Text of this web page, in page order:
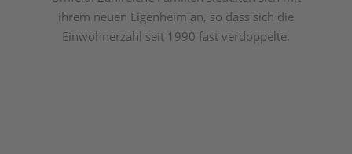
ihrem neuen Eigenheim an, so dass sich die
Einwohnerzahl seit 1990 fast verdoppelte.